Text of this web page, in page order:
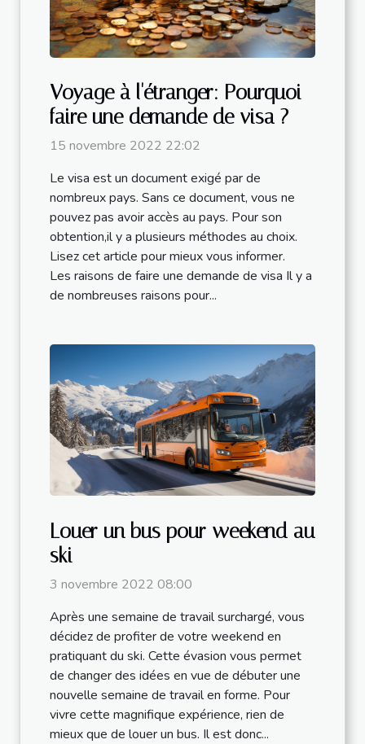
Voyage à l'étranger: Pourquoi
faire une demande de visa ?
15 novembre 2022 22:02
Le visa est un document exigé par de
nombreux pays. Sans ce document, vous ne
pouvez pas avoir accès au pays. Pour son
obtention,il y a plusieurs méthodes au choix.
Lisez cet article pour mieux vous informer.
Les raisons de faire une demande de visa Il y a
de nombreuses raisons pour...
Louer un bus pour weekend au
ski
3 novembre 2022 08:00
Après une semaine de travail surchargé, vous
décidez de profiter de votre weekend en
pratiquant du ski. Cette évasion vous permet
de changer des idées en vue de débuter une
nouvelle semaine de travail en forme. Pour
vivre cette magnifique expérience, rien de
mieux que de louer un bus. Il est donc...